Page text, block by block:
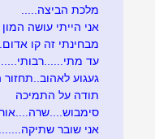
מלכת הביצה.....
אני הייתי עושה
מבחינתי זה קו
עד מתי......רבותי.....
געגוע
תודה על התמיכה
אני שובר